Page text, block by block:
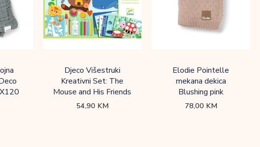
Djeco Višestruki
Kreativni Set: The
Mouse and His Friends
54,90 KM
Elodie Pointelle
mekana dekica
Blushing pink
78,00 KM